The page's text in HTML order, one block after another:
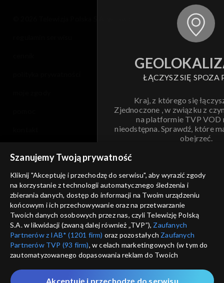
ŁĄCZYSZ SIĘ SPOZA
Kraj, z którego się
Zjednoczone , w związku z
na platformie TVP VOD
nieodstępna. Sprawdź, które
obejrzeć.
ANULUJ
informacje o dostawcy usług
Szanujemy Twoją prywatność
Kliknij "Akceptuję i przechodzę do serwisu", aby wyrazić zgody
na korzystanie z technologii automatycznego śledzenia i
zbierania danych, dostęp do informacji na Twoim urządzeniu
końcowym i ich przechowywanie oraz na przetwarzanie
Twoich danych osobowych przez nas, czyli Telewizję Polską
S.A. w likwidacji (zwaną dalej również „TVP”), Zaufanych
Partnerów z IAB* (1201 firm) oraz pozostałych Zaufanych
Partnerów TVP (93 firm), w celach marketingowych (w tym do
zautomatyzowanego dopasowania reklam do Twoich
które wskazujemy poniżej, a także zgody na udostępnianie
Akceptuję i przechodzę do serwisu